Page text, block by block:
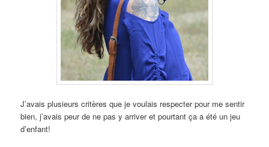
J’avais plusieurs critères que je voulais respecter pour me sentir
bien, j’avais peur de ne pas y arriver et pourtant ça a été un jeu
d’enfant!